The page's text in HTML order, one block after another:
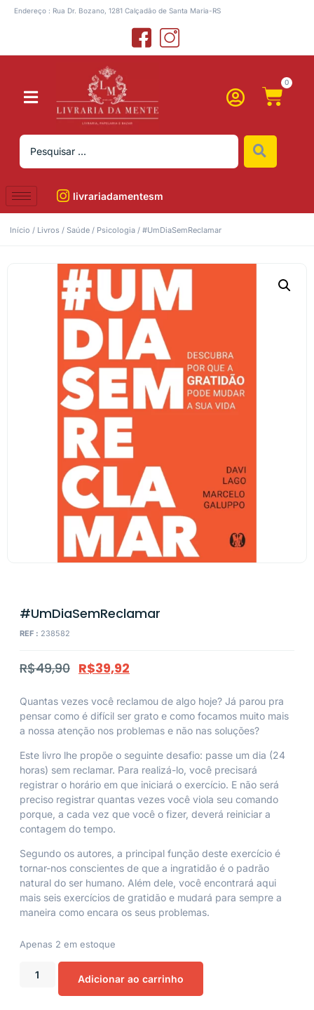
Endereço : Rua Dr. Bozano, 1281 Calçadão de Santa Maria-RS
0
livrariadamentesm
Início / Livros / Saúde / Psicologia / #UmDiaSemReclamar
#UmDiaSemReclamar
REF : 238582
R$49,90 R$39,92
Quantas vezes você reclamou de algo hoje? Já parou pra
pensar como é difícil ser grato e como focamos muito mais
a nossa atenção nos problemas e não nas soluções?
Este livro lhe propõe o seguinte desafio: passe um dia (24
horas) sem reclamar. Para realizá-lo, você precisará
registrar o horário em que iniciará o exercício. E não será
preciso registrar quantas vezes você viola seu comando
porque, a cada vez que você o fizer, deverá reiniciar a
contagem do tempo.
Segundo os autores, a principal função deste exercício é
tornar-nos conscientes de que a ingratidão é o padrão
natural do ser humano. Além dele, você encontrará aqui
mais seis exercícios de gratidão e mudará para sempre a
maneira como encara os seus problemas.
Apenas 2 em estoque
Adicionar ao carrinho